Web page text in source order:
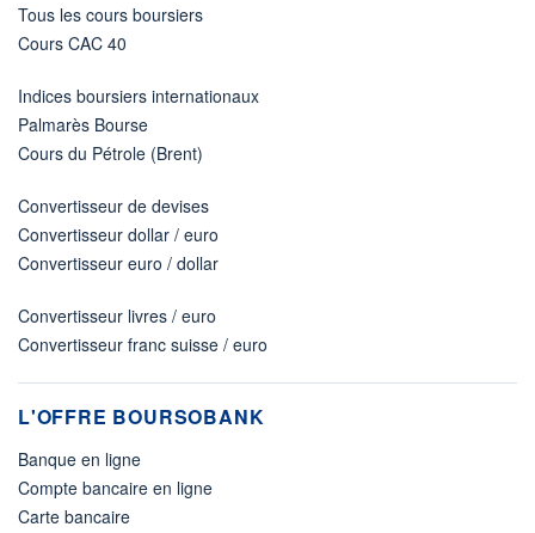
Tous les cours boursiers
Cours CAC 40
Indices boursiers internationaux
Palmarès Bourse
Cours du Pétrole (Brent)
Convertisseur de devises
Convertisseur dollar / euro
Convertisseur euro / dollar
Convertisseur livres / euro
Convertisseur franc suisse / euro
L'OFFRE BOURSOBANK
Banque en ligne
Compte bancaire en ligne
Carte bancaire